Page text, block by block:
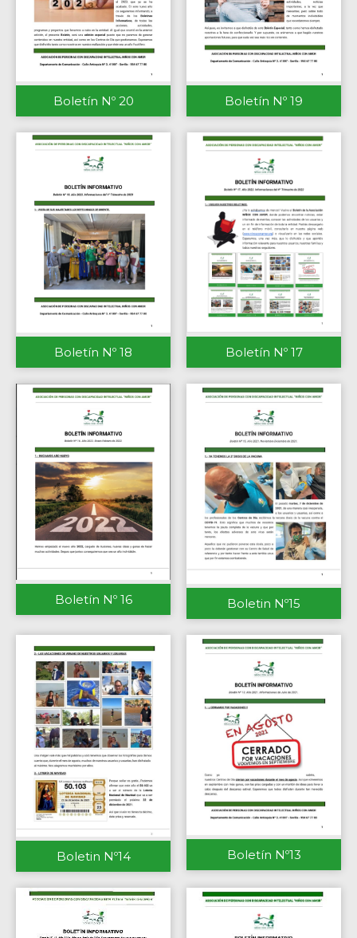
Boletín Nº 20 Boletín Nº 19
Boletín Nº 18 Boletín Nº 17
Boletín Nº 16 Boletin Nº15
Boletin Nº14 Boletín Nº13